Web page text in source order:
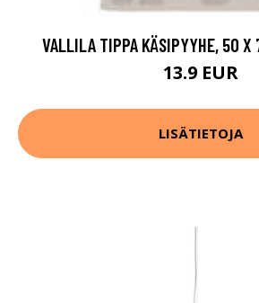
VALLILA TIPPA KÄSIPYYHE, 50 X
13.9 EUR
LISÄTIETOJA